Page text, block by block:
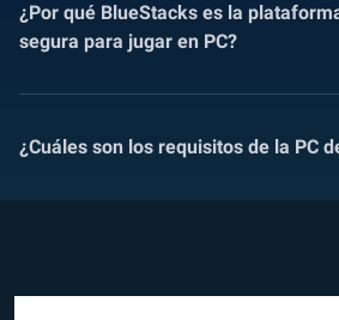
¿Por qué BlueStacks es la
segura para jugar en PC?
¿Cuáles son los requisitos de la PC